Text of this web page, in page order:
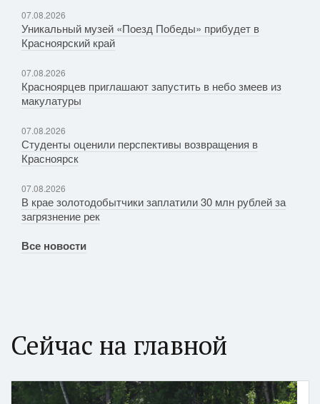
07.08.2026
Уникальный музей «Поезд Победы» прибудет в
Красноярский край
07.08.2026
Красноярцев приглашают запустить в небо змеев из
макулатуры
07.08.2026
Студенты оценили перспективы возвращения в
Красноярск
07.08.2026
В крае золотодобытчики заплатили 30 млн рублей за
загрязнение рек
Все новости
Сейчас на главной